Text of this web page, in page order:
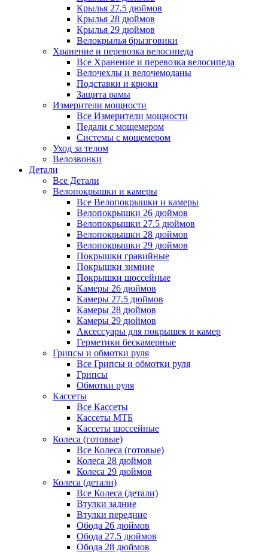
Крылья 27.5 дюймов
Крылья 28 дюймов
Крылья 29 дюймов
Велокрылья брызговики
Хранение и перевозка велосипеда
Все Хранение и перевозка велосипеда
Велочехлы и велочемоданы
Подставки и крюки
Защита рамы
Измерители мощности
Все Измерители мощности
Педали с мощемером
Системы с мощемером
Уход за телом
Велозвонки
Детали
Все Детали
Велопокрышки и камеры
Все Велопокрышки и камеры
Велопокрышки 26 дюймов
Велопокрышки 27.5 дюймов
Велопокрышки 28 дюймов
Велопокрышки 29 дюймов
Покрышки гравийные
Покрышки зимние
Покрышки шоссейные
Камеры 26 дюймов
Камеры 27.5 дюймов
Камеры 28 дюймов
Камеры 29 дюймов
Аксессуары для покрышек и камер
Герметики бескамерные
Грипсы и обмотки руля
Все Грипсы и обмотки руля
Грипсы
Обмотки руля
Кассеты
Все Кассеты
Кассеты МТБ
Кассеты шоссейные
Колеса (готовые)
Все Колеса (готовые)
Колеса 28 дюймов
Колеса 29 дюймов
Колеса (детали)
Все Колеса (детали)
Втулки задние
Втулки передние
Обода 26 дюймов
Обода 27.5 дюймов
Обода 28 дюймов